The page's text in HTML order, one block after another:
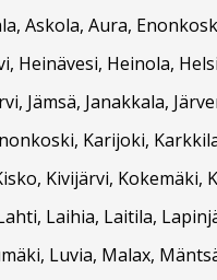
Askola, Aura,
Heinävesi, Heinola,
Janakkala,
Karijoki,
Kivijärvi,
Laihia, Laitila,
Luvia, Malax,